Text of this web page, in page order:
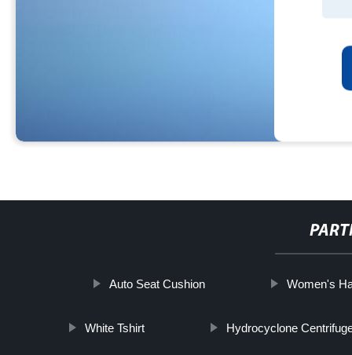
Auto Seat Cushion Women's
White Tshirt Hydrocyclone